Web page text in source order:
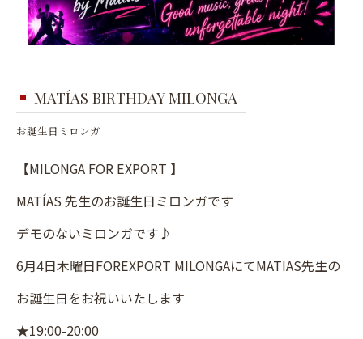
MATÍAS BIRTHDAY MILONGA
お誕生日ミロンガ
【MILONGA FOR EXPORT 】
MATÍAS 先生のお誕生日ミロンガです
デモのないミロンガです♪
6月4日木曜日FOREXPORT MILONGAにてMATIAS先生の
お誕生日をお祝いいたします
★19:00-20:00